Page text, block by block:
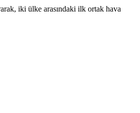
iki ülke arasındaki ilk ortak hava